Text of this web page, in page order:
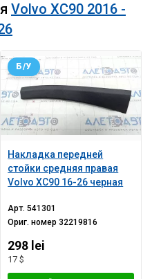
Volvo XC90 2016 -
Накладка передней
стойки средняя правая
Volvo XC90 16-26 черная
Б/У
Арт.541301
Ориг. номер32219816
298 lei
17 $